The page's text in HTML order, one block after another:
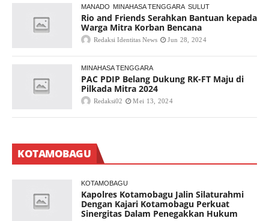
MANADO MINAHASA TENGGARA SULUT
Rio and Friends Serahkan Bantuan kepada
Warga Mitra Korban Bencana
Redaksi Identitas News Jun 28, 2024
MINAHASA TENGGARA
PAC PDIP Belang Dukung RK-FT Maju di
Pilkada Mitra 2024
Redaksi02 Mei 13, 2024
KOTAMOBAGU
KOTAMOBAGU
Kapolres Kotamobagu Jalin Silaturahmi
Dengan Kajari Kotamobagu Perkuat
Sinergitas Dalam Penegakkan Hukum